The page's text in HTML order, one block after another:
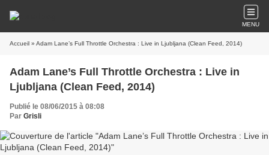
MENU
Accueil » Adam Lane’s Full Throttle Orchestra : Live in Ljubljana (Clean Feed, 2014)
Adam Lane’s Full Throttle Orchestra : Live in
Ljubljana (Clean Feed, 2014)
Publié le 08/06/2015 à 08:08
Par Grisli